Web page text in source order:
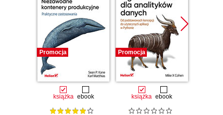
Promocja
książka ebook
Promocja
książka ebook